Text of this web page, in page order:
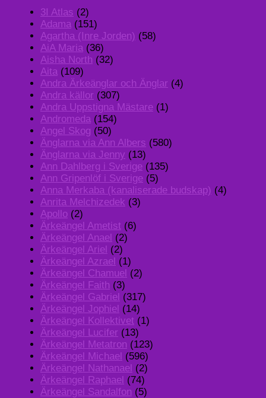
3I Atlas (2)
Adama (151)
Agartha (Inre Jorden) (58)
AiA Maria (36)
Aisha North (32)
Aita (109)
Andra Ärkeänglar och Änglar (4)
Andra källor (307)
Andra Uppstigna Mästare (1)
Andromeda (154)
Angel Skog (50)
Änglarna via Ann Albers (580)
Änglarna via Jenny (13)
Ann Dahlberg i Sverige (135)
Ann Gripenlöf i Sverige (5)
Anna Merkaba (kanaliserade budskap) (4)
Anrita Melchizedek (3)
Apollo (2)
Ärkeängel Ametist (6)
Ärkeängel Anael (2)
Ärkeängel Ariel (2)
Ärkeängel Azrael (1)
Ärkeängel Chamuel (2)
Ärkeängel Faith (3)
Ärkeängel Gabriel (317)
Ärkeängel Jophiel (14)
Ärkeängel Kollektivet (1)
Ärkeängel Lucifer (13)
Ärkeängel Metatron (123)
Ärkeängel Michael (596)
Ärkeängel Nathanael (2)
Ärkeängel Raphael (74)
Ärkeängel Sandalfon (5)